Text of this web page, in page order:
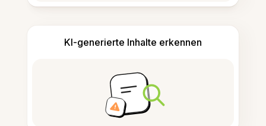
KI-generierte Inhalte erkennen